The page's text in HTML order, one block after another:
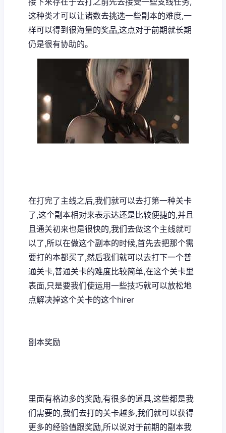
这种类才可以让诸数去挑选一些副本的难度,一
样可以得到很海量的奖品,这点对于前期就长期
仍是很有协助的。
在打完了主线之后,我们就可以去打第一种关卡
了,这个副本相对来表示达还是比较便捷的,并且
且通关初来也是很快的,我们去做这个主线就可
以了,所以在做这个副本的时候,首先去把那个需
要打的本都买了,然后我们就可以去打下一个普
通关卡,普通关卡的难度比较简单,在这个关卡里
表面,只是要我们使运用一些技巧就可以放松地
点解决掉这个关卡的这个hirer
副本奖励
里面有格边多的奖励,有很多的道具,这些都是我
们需要的,我们去打的关卡越多,我们就可以获得
更多的经验值跟奖励,所以说对于前期的副本我